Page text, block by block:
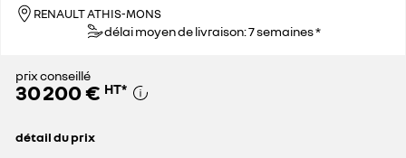
RENAULT ATHIS-MONS
délai moyen de livraison: 7 semaines *
prix conseillé
30 200 € HT*
détail du prix